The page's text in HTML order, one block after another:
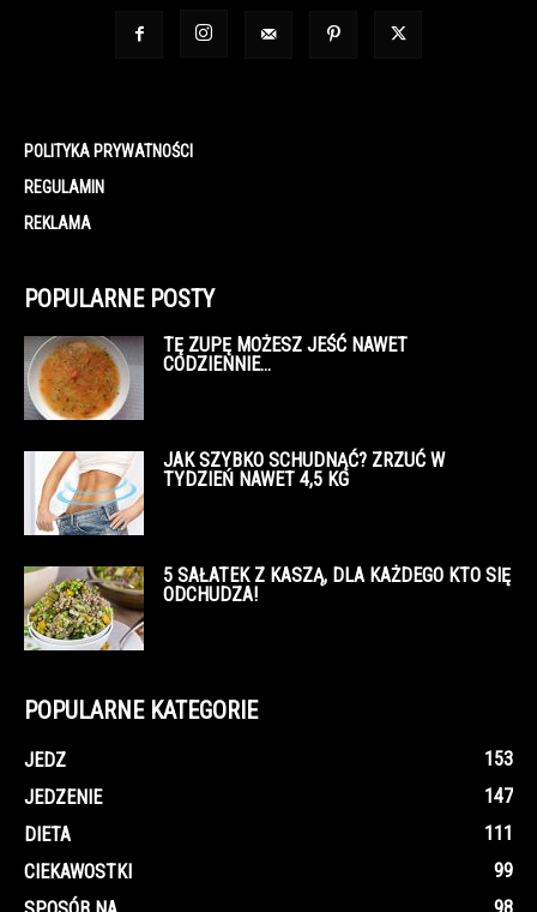
POLITYKA PRYWATNOŚCI
REGULAMIN
REKLAMA
POPULARNE POSTY
TĘ ZUPĘ MOŻESZ JEŚĆ NAWET
CODZIENNIE…
JAK SZYBKO SCHUDNĄĆ? ZRZUĆ W
TYDZIEŃ NAWET 4,5 KG
5 SAŁATEK Z KASZĄ, DLA KAŻDEGO KTO SIĘ
ODCHUDZA!
POPULARNE KATEGORIE
JEDZ
153
JEDZENIE
147
DIETA
111
CIEKAWOSTKI
99